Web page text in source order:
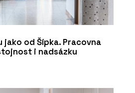
od Šípka. Pracovna
i nadsázku